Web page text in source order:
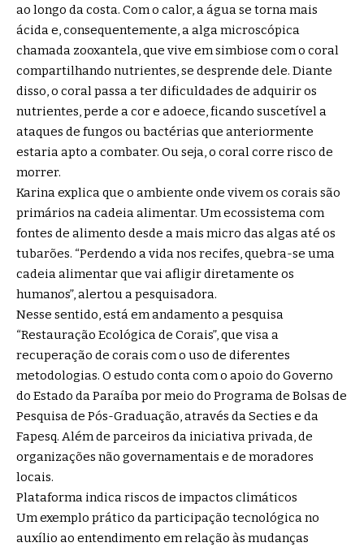
ao longo da costa. Com o calor, a água se torna mais
ácida e, consequentemente, a alga microscópica
chamada zooxantela, que vive em simbiose com o coral
compartilhando nutrientes, se desprende dele. Diante
disso, o coral passa a ter dificuldades de adquirir os
nutrientes, perde a cor e adoece, ficando suscetível a
ataques de fungos ou bactérias que anteriormente
estaria apto a combater. Ou seja, o coral corre risco de
morrer.
Karina explica que o ambiente onde vivem os corais são
primários na cadeia alimentar. Um ecossistema com
fontes de alimento desde a mais micro das algas até os
tubarões. “Perdendo a vida nos recifes, quebra-se uma
cadeia alimentar que vai afligir diretamente os
humanos”, alertou a pesquisadora.
Nesse sentido, está em andamento a pesquisa
“Restauração Ecológica de Corais”, que visa a
recuperação de corais com o uso de diferentes
metodologias. O estudo conta com o apoio do Governo
do Estado da Paraíba por meio do Programa de Bolsas de
Pesquisa de Pós-Graduação, através da Secties e da
Fapesq. Além de parceiros da iniciativa privada, de
organizações não governamentais e de moradores
locais.
Plataforma indica riscos de impactos climáticos
Um exemplo prático da participação tecnológica no
auxílio ao entendimento em relação às mudanças